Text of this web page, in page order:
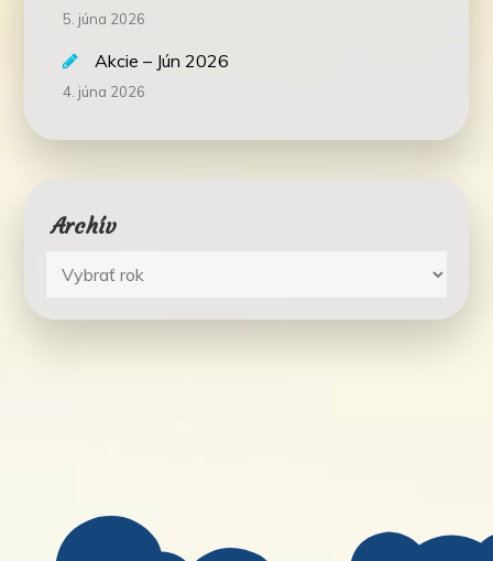
5. júna 2026
Akcie – Jún 2026
4. júna 2026
Archív
Archív